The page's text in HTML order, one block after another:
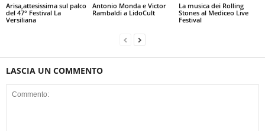
Arisa,attesissima sul palco
del 47° Festival La
Versiliana
Antonio Monda e Victor
Rambaldi a LidoCult
La musica dei Rolling
Stones al Mediceo Live
Festival
LASCIA UN COMMENTO